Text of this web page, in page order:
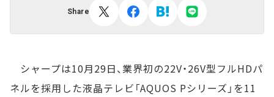
Share
シャープは10月29日、業界初の22V・26V型フルHDパ
ネルを採用した液晶テレビ「AQUOS Pシリーズ」を11